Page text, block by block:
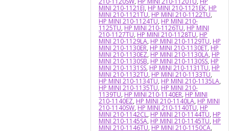
MINI 210-1121EJ, HP MINI 210-1121EK, HP
MINI 210-1121TU, HP MINI 210-1122TU,
HP MINI 210-1124TU, HP MINI 210-
1125TU, HP MINI 210-1126TU, HP MINI
210-1127TU, HP MINI 210-1128TU, HP
MINI 210-1129LA, HP MINI 210-1129TU, HP
MINI 210-1130ER, HP MINI 210-1130ET, HP
MINI 210-1130EZ, HP MINI 210-1130LA, HP
MINI 210-1130SB, HP MINI 210-1130SS, HP
MINI 210-1131SS, HP MINI 210-1131TU, HP
MINI 210-1132TU, HP MINI 210-1133TU,
HP MINI 210-1134TU, HP MINI 210-1135LA,
HP MINI 210-1135TU, HP MINI 210-
1139TU, HP MINI 210-1140ER, HP MINI
210-1140EZ, HP MINI 210-1140LA, HP MINI
210-1140SW, HP MINI 210-1140TU, HP
MINI 210-1142CL, HP MINI 210-1144TU, HP
MINI 210-1145SA, HP MINI 210-1145TU, HP
MINI 210-1146TU, HP MINI 210-1150CA,